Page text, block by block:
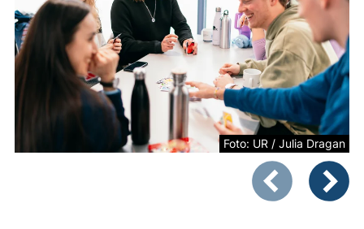
Foto: UR / Julia Dragan
Zeigt Folie 1